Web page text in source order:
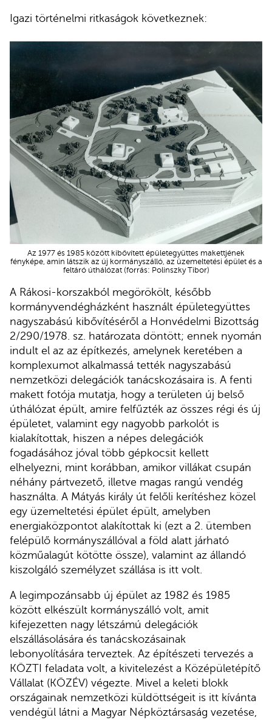
Igazi történelmi ritkaságok következnek:
Az 1977 és 1985 között kibővített épületegyüttes makettjének
fényképe, amin látszik az új kormányszálló, az üzemeltetési épület és a
feltáró úthálózat (forrás: Polinszky Tibor)
A Rákosi-korszakból megörökölt, később
kormányvendégházként használt épületegyüttes
nagyszabású kibővítéséről a Honvédelmi Bizottság
2/290/1978. sz. határozata döntött; ennek nyomán
indult el az az építkezés, amelynek keretében a
komplexumot alkalmassá tették nagyszabású
nemzetközi delegációk tanácskozásaira is. A fenti
makett fotója mutatja, hogy a területen új belső
úthálózat épült, amire felfűzték az összes régi és új
épületet, valamint egy nagyobb parkolót is
kialakítottak, hiszen a népes delegációk
fogadásához jóval több gépkocsit kellett
elhelyezni, mint korábban, amikor villákat csupán
néhány pártvezető, illetve magas rangú vendég
használta. A Mátyás király út felőli kerítéshez közel
egy üzemeltetési épület épült, amelyben
energiaközpontot alakítottak ki (ezt a 2. ütemben
felépülő kormányszállóval a föld alatt járható
közműalagút kötötte össze), valamint az állandó
kiszolgáló személyzet szállása is itt volt.
A legimpozánsabb új épület az 1982 és 1985
között elkészült kormányszálló volt, amit
kifejezetten nagy létszámú delegációk
elszállásolására és tanácskozásainak
lebonyolítására terveztek. Az építészeti tervezés a
KÖZTI feladata volt, a kivitelezést a Középületépítő
Vállalat (KÖZÉV) végezte. Mivel a keleti blokk
országainak nemzetközi küldöttségeit is itt kívánta
vendégül látni a Magyar Népköztársaság vezetése,